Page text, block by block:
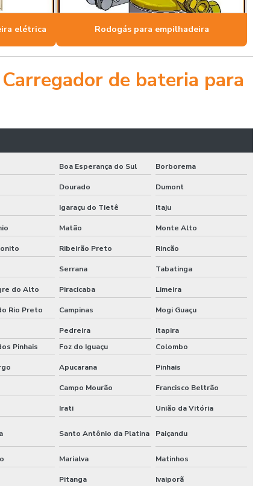
elétrica Rodogás para empilhadeira
de bateria para
Boa Esperança do Sul Borborema
Dourado Dumont
Igaraçu do Tietê Itaju
Matão Monte Alto
Ribeirão Preto Rincão
Serrana Tabatinga
do Alto Piracicaba Limeira
Rio Preto Campinas Mogi Guaçu
Pedreira
Itapira
Pinhais
Foz do Iguaçu Colombo
Apucarana Pinhais
Campo Mourão Francisco Beltrão
Irati União da Vitória
Santo Antônio da Platina Paiçandu
Marialva Matinhos
Pitanga Ivaiporã